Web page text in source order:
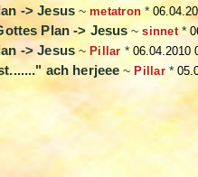
-> Jesus~ metatron*
Plan -> Jesus ~sinnet*
-> Jesus~ Pillar * 06.04.2010
ach herjeee ~ Pillar*